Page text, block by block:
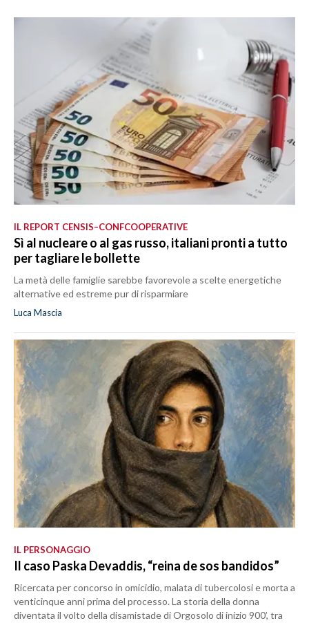
IL REPORT CENSIS–CONFCOOPERATIVE
Sì al nucleare o al gas russo, italiani pronti a tutto
per tagliare le bollette
La metà delle famiglie sarebbe favorevole a scelte energetiche
alternative ed estreme pur di risparmiare
Luca Mascia
IL PERSONAGGIO
Il caso Paska Devaddis, “reina de sos bandidos”
Ricercata per concorso in omicidio, malata di tubercolosi e morta a
venticinque anni prima del processo. La storia della donna
diventata il volto della disamistade di Orgosolo di inizio 900’, tra